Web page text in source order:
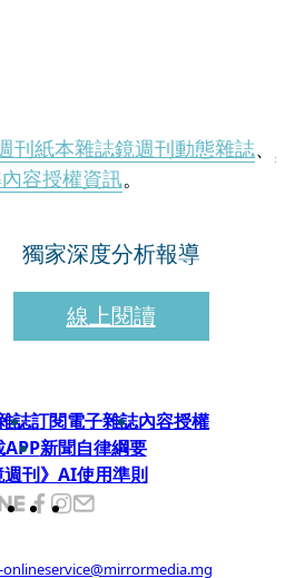
刊紙本雜誌鏡週刊動態雜誌、
容授權資訊。
獨家深度分析報導
線上閱讀
誌訂閱電子雜誌內容授權
APP新聞自律綱要
週刊》AI使用準則